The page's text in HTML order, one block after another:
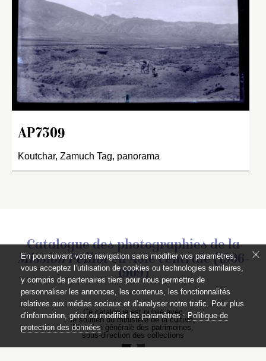
AP7309
Koutchar, Zamuch Tag, panorama
Catalogue des photographies dela
Mission Pellioten Asie centrale (1906-
1909)
Ce catalogue est publié avec
le soutien du ministère de la culture,
Direction générale des patrimoines,
sous-direction des collections
En poursuivant votre navigation sans modifier vos paramètres,
vous acceptez l’utilisation de cookies ou technologies similaires,
y compris de partenaires tiers pour nous permettre de
personnaliser les annonces, les contenus, les fonctionnalités
relatives aux médias sociaux et d’analyser notre trafic. Pour plus
d’information, gérer ou modifier les paramètres : Politique de
protection des données